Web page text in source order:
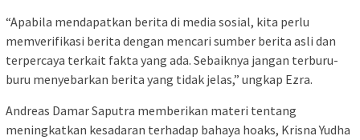
“Apabila mendapatkan berita di media sosial, kita perlu
memverifikasi berita dengan mencari sumber berita asli dan
terpercaya terkait fakta yang ada. Sebaiknya jangan terburu-
buru menyebarkan berita yang tidak jelas,” ungkap Ezra.
Andreas Damar Saputra memberikan materi tentang
meningkatkan kesadaran terhadap bahaya hoaks, Krisna Yudha